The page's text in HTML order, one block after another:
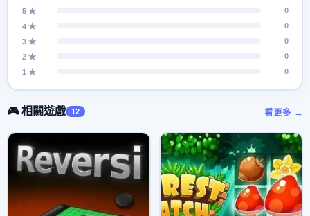
5 ★
0
4 ★
0
3 ★
0
2 ★
0
1 ★
0
🎮 相關遊戲 12 看更多 →